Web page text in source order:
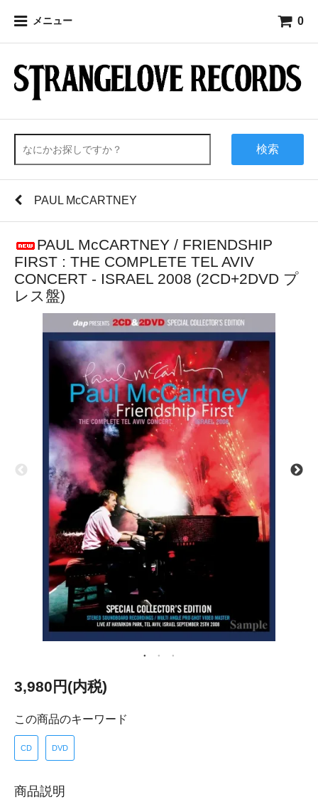
メニュー 0
検索
PAUL McCARTNEY
PAUL McCARTNEY / FRIENDSHIP
FIRST : THE COMPLETE TEL AVIV
CONCERT - ISRAEL 2008 (2CD+2DVD プ
レス盤)
3,980円(内税)
この商品のキーワード
CD DVD
商品説明